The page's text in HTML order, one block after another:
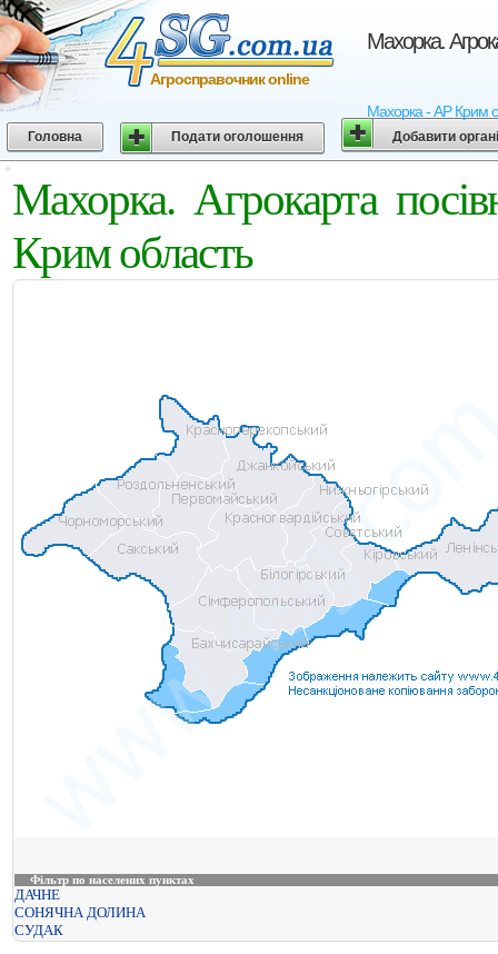
Махорка.
Махорка - АР Крим
Агросправочник online
Головна Подати оголошення Добавити
Махорка. Агрокарта
Крим область
Фільтр по населених пунктах
ДАЧНЕ
СОНЯЧНА ДОЛИНА
СУДАК